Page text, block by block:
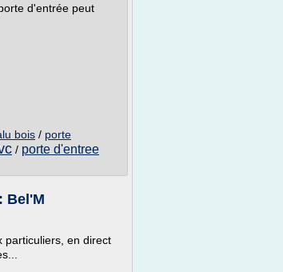
d'entrée peut
bois / porte
/ porte d'entree
Bel'M
particuliers, en direct